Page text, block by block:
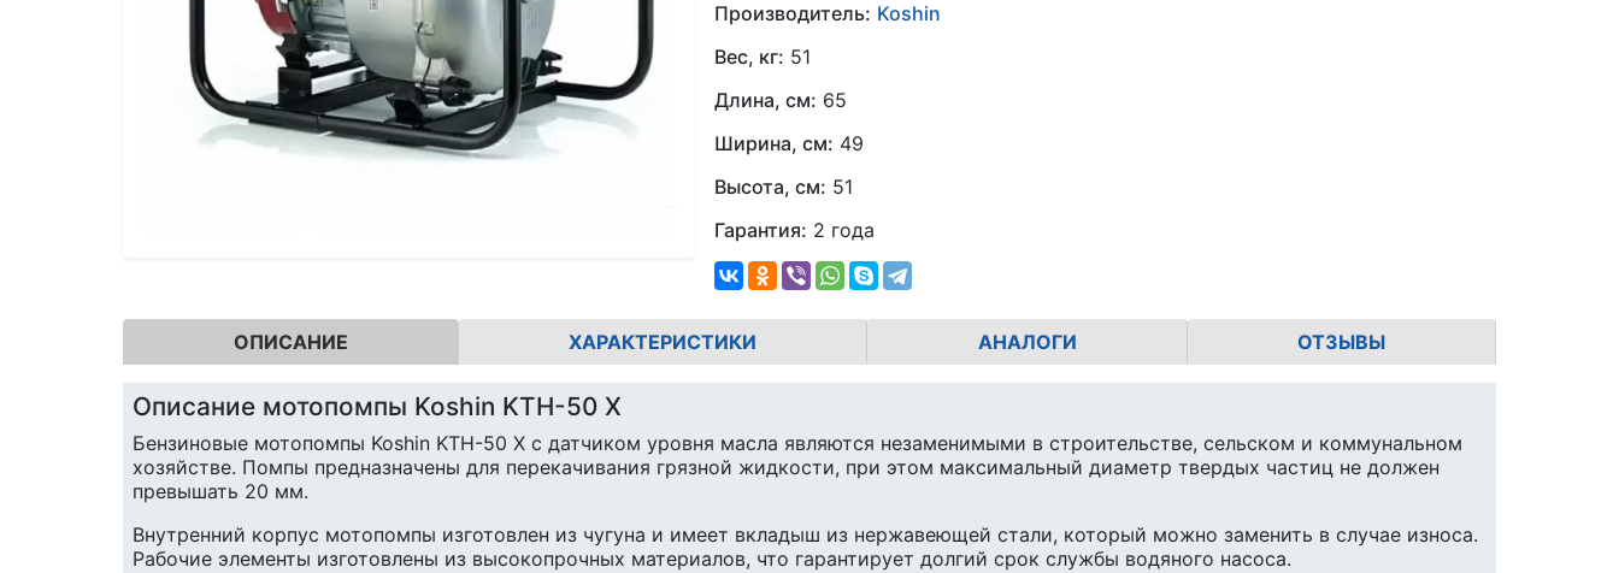
Производитель: Koshin
Вес, кг: 51
Длина, см: 65
Ширина, см: 49
Высота, см: 51
Гарантия: 2 года
ОПИСАНИЕ ХАРАКТЕРИСТИКИ АНАЛОГИ ОТЗЫВЫ
Описание мотопомпы Koshin KTH-50 X
Бензиновые мотопомпы Koshin KTH-50 X с датчиком уровня масла являются незаменимыми в строительстве, сельском и коммунальном
хозяйстве. Помпы предназначены для перекачивания грязной жидкости, при этом максимальный диаметр твердых частиц не должен
превышать 20 мм.
Внутренний корпус мотопомпы изготовлен из чугуна и имеет вкладыш из нержавеющей стали, который можно заменить в случае износа.
Рабочие элементы изготовлены из высокопрочных материалов, что гарантирует долгий срок службы водяного насоса.